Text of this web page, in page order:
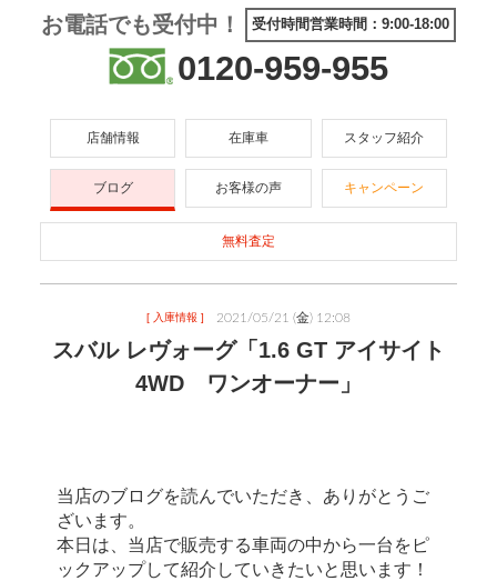
お電話でも受付中！ 受付時間営業時間：9:00-18:00
0120-959-955
店舗情報 在庫車 スタッフ紹介
ブログ お客様の声 キャンペーン
無料査定
[ 入庫情報 ] 2021/05/21 (金) 12:08
スバル レヴォーグ「1.6 GT アイサイト
4WD ワンオーナー」
当店のブログを読んでいただき、ありがとうご
ざいます。
本日は、当店で販売する車両の中から一台をピ
ックアップして紹介していきたいと思います！